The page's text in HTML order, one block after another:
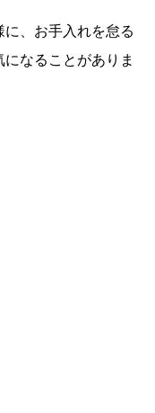
、お手入れを怠る
なることがありま